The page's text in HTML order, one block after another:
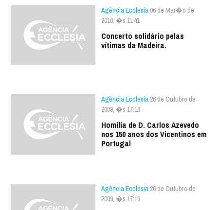
Agência Ecclesia 06 de Mar�o de
2010, �s 11:41
Concerto solidário pelas
vítimas da Madeira.
Agência Ecclesia 26 de Outubro de
2009, �s 17:16
Homilia de D. Carlos Azevedo
nos 150 anos dos Vicentinos em
Portugal
Agência Ecclesia 26 de Outubro de
2009, �s 17:13